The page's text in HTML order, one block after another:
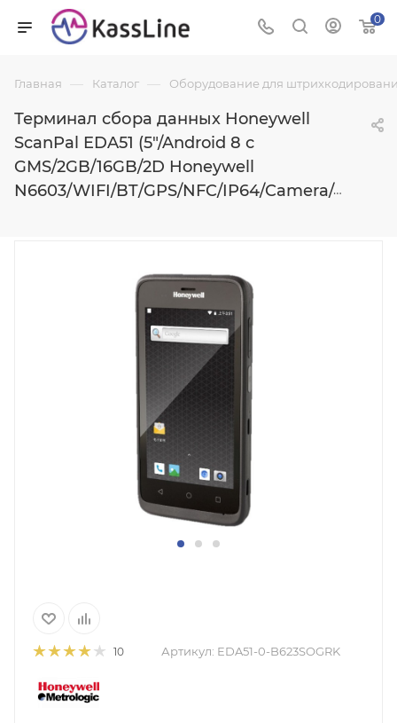
0
Главная — Каталог — Оборудование для
Терминал сбора данных Honeywell
ScanPal EDA51 (5"/Android 8 с
GMS/2GB/16GB/2D Honeywell
N6603/WIFI/BT/GPS/NFC/IP64/Camera/4000mAh)
10 Артикул: EDA51-0-B623SOGRK